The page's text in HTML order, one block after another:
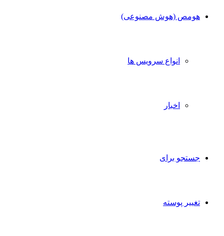
هومص (هوش مصنوعی)
انواع سرویس ها
اخبار
جستجو برای
تغییر پوسته